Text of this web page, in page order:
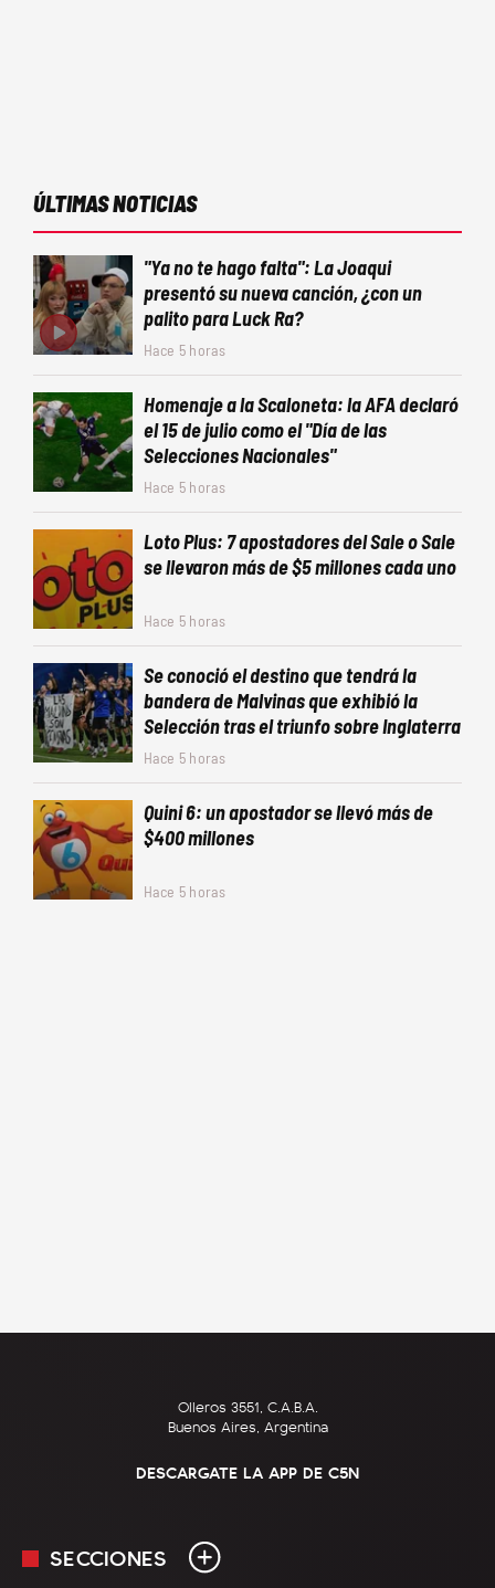
ÚLTIMAS NOTICIAS
"Ya no te hago falta": La Joaqui
presentó su nueva canción, ¿con un
palito para Luck Ra?
Hace 5 horas
Homenaje a la Scaloneta: la AFA declaró
el 15 de julio como el "Día de las
Selecciones Nacionales"
Hace 5 horas
Loto Plus: 7 apostadores del Sale o Sale
se llevaron más de $5 millones cada uno
Hace 5 horas
Se conoció el destino que tendrá la
bandera de Malvinas que exhibió la
Selección tras el triunfo sobre Inglaterra
Hace 5 horas
Quini 6: un apostador se llevó más de
$400 millones
Hace 5 horas
Olleros 3551, C.A.B.A.
Buenos Aires, Argentina
DESCARGATE LA APP DE C5N
SECCIONES